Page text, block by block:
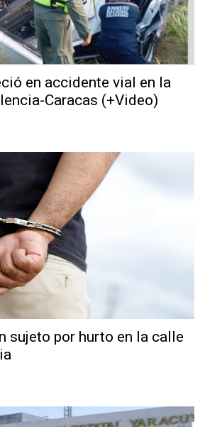
en accidente vial en la
Caracas (+Video)
sujeto por hurto en la calle